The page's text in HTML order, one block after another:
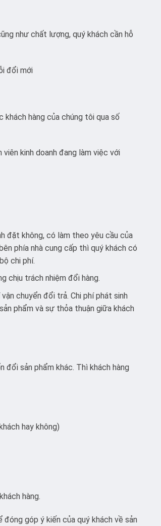
như chất lượng, quý khách cần hỗ
đổi mới
khách hàng của chúng tôi qua số
kinh doanh đang làm việc với
đặt không, có làm theo yêu cầu của
phía nhà cung cấp thì quý khách có
chi phí.
chịu trách nhiệm đổi hàng.
chuyển đổi trả. Chi phí phát sinh
phẩm và sự thỏa thuận giữa khách
đổi sản phẩm khác. Thì khách hàng
hay không)
hàng.
góp ý kiến của quý khách về sản